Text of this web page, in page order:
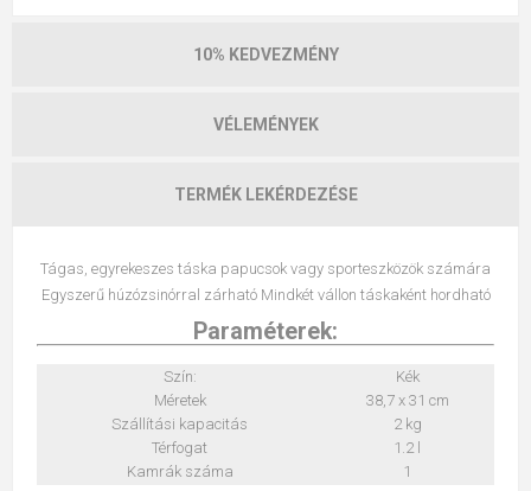
10% KEDVEZMÉNY
VÉLEMÉNYEK
TERMÉK LEKÉRDEZÉSE
Tágas, egyrekeszes táska papucsok vagy sporteszközök számára
Egyszerű húzózsinórral zárható Mindkét vállon táskaként hordható
Paraméterek:
Szín:
Kék
Méretek
38,7 x 31 cm
Szállítási kapacitás
2 kg
Térfogat
1.2 l
Kamrák száma
1